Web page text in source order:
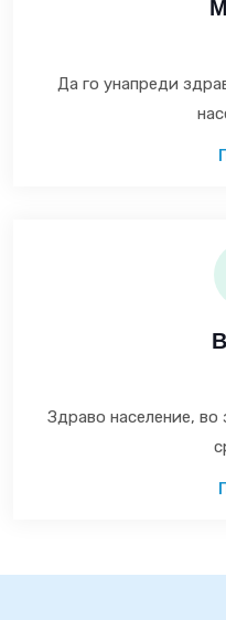
Да го унапреди
Здраво население,